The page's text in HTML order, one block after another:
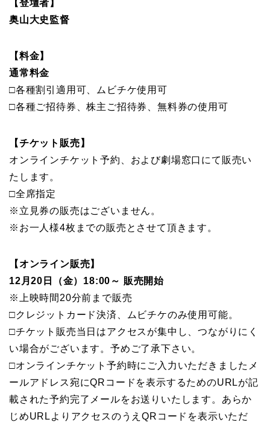
【登壇者】
奥山大史監督
【料金】
通常料金
□各種割引適用可、ムビチケ使用可
□各種ご招待券、株主ご招待券、無料券の使用可
【チケット販売】
オンラインチケット予約、および劇場窓口にて販売い
たします。
□全席指定
※立見券の販売はございません。
※お一人様4枚までの販売とさせて頂きます。
【オンライン販売】
12月20日（金）18:00～ 販売開始
※上映時間20分前まで販売
□クレジットカード決済、ムビチケのみ使用可能。
□チケット販売当日はアクセスが集中し、つながりにく
い場合がございます。予めご了承下さい。
□オンラインチケット予約時にご入力いただきましたメ
ールアドレス宛にQRコードを表示するためのURLが記
載された予約完了メールをお送りいたします。あらか
じめURLよりアクセスのうえQRコードを表示いただ